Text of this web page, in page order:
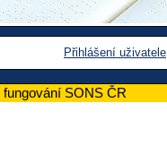
Přihlášení uživatele
SONS ČR